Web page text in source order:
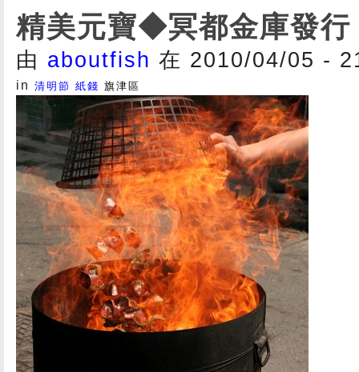
精美元寶◆冥都金庫發行
由 aboutfish 在 2010/04/05 -
in 清明節 紙錢 旗津區